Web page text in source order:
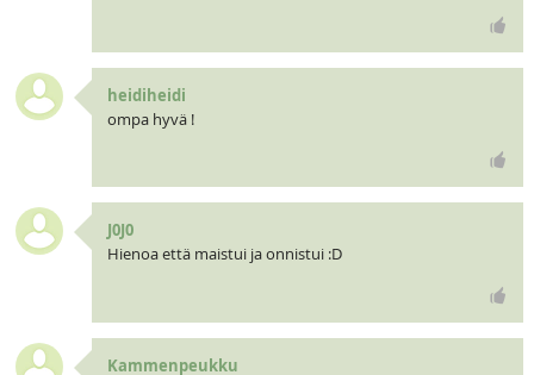
heidiheidi
ompa hyvä !
J0J0
Hienoa että maistui ja onnistui :D
Kammenpeukku